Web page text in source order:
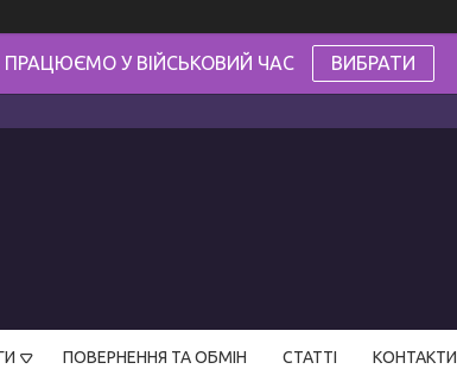
ПРАЦЮЄМО У ВІЙСЬКОВИЙ ЧАС ВИБРАТИ
ПОВЕРНЕННЯ ТА ОБМІН СТАТТІ КОНТАКТИ